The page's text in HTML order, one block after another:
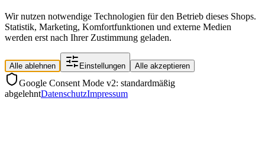
Wir nutzen notwendige Technologien für den Betrieb dieses Shops.
Statistik, Marketing, Komfortfunktionen und externe Medien
werden erst nach Ihrer Zustimmung geladen.
Alle ablehnen Einstellungen Alle akzeptieren
Google Consent Mode v2: standardmäßig
abgelehntDatenschutzImpressum